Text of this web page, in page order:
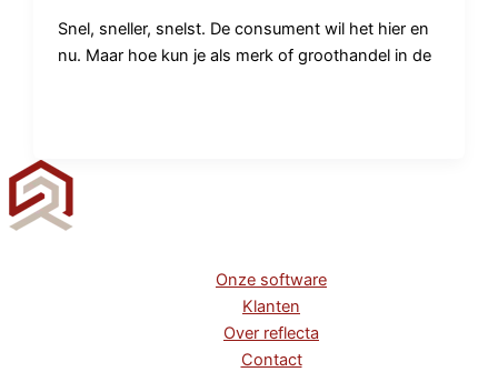
Snel, sneller, snelst. De consument wil het hier en
nu. Maar hoe kun je als merk of groothandel in de
Onze software
Klanten
Over reflecta
Contact